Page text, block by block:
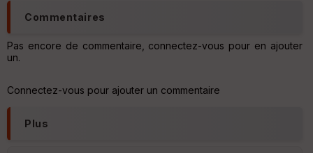
ar
Commentaires
Pas encore de commentaire, connectez-vous pour en ajouter
un.
Connectez-vous pour ajouter un commentaire
Plus